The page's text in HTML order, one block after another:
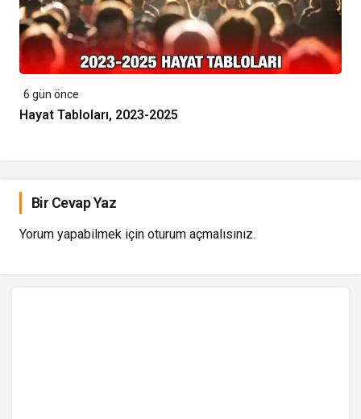
6 gün önce
Hayat Tabloları, 2023-2025
Bir Cevap Yaz
Yorum yapabilmek için oturum açmalısınız.